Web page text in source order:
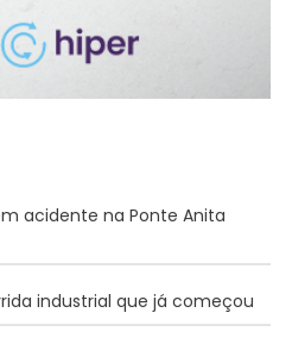
acidente na Ponte Anita
industrial que já começou